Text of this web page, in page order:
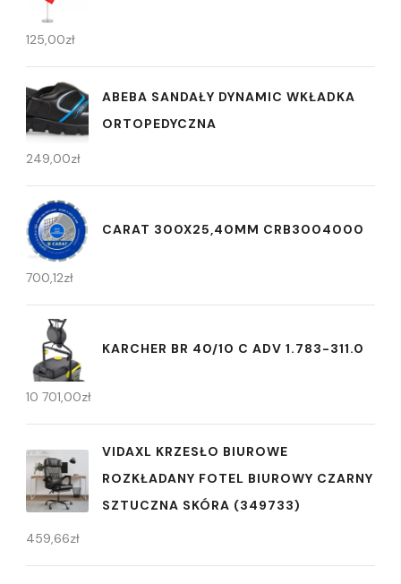
125,00zł
ABEBA SANDAŁY DYNAMIC WKŁADKA
ORTOPEDYCZNA
249,00zł
CARAT 300X25,40MM CRB3004000
700,12zł
KARCHER BR 40/10 C ADV 1.783-311.0
10 701,00zł
VIDAXL KRZESŁO BIUROWE
ROZKŁADANY FOTEL BIUROWY CZARNY
SZTUCZNA SKÓRA (349733)
459,66zł